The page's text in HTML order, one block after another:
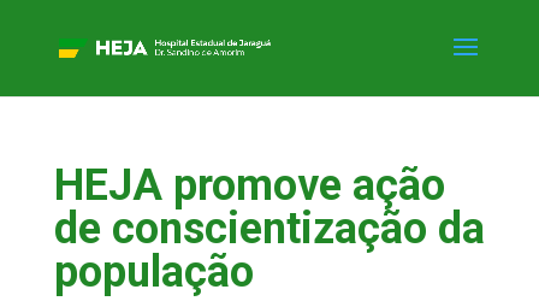
HEJA promove ação
de conscientização da
população